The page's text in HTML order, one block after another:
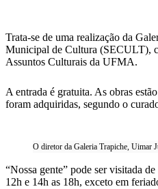
Trata-se de uma realização da
Municipal de Cultura (SECULT),
Assuntos Culturais da UFMA.
A entrada é gratuita. As obras
foram adquiridas, segundo o
O diretor da Galeria Trapiche, Uimar
“Nossa gente” pode ser visitada
12h e 14h as 18h, exceto em